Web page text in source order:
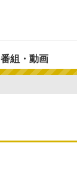
番組・動画